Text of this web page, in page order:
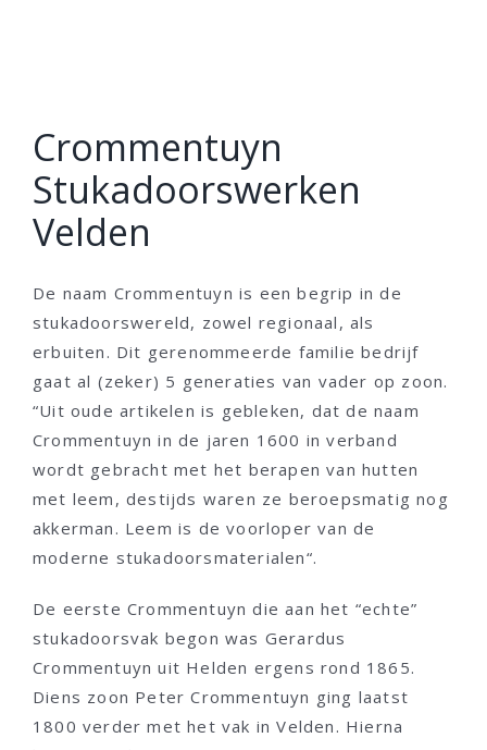
Crommentuyn
Stukadoorswerken
Velden
De naam Crommentuyn is een begrip in de
stukadoorswereld, zowel regionaal, als
erbuiten. Dit gerenommeerde familie bedrijf
gaat al (zeker) 5 generaties van vader op zoon.
“Uit oude artikelen is gebleken, dat de naam
Crommentuyn in de jaren 1600 in verband
wordt gebracht met het berapen van hutten
met leem, destijds waren ze beroepsmatig nog
akkerman. Leem is de voorloper van de
moderne stukadoorsmaterialen“.
De eerste Crommentuyn die aan het “echte”
stukadoorsvak begon was Gerardus
Crommentuyn uit Helden ergens rond 1865.
Diens zoon Peter Crommentuyn ging laatst
1800 verder met het vak in Velden. Hierna